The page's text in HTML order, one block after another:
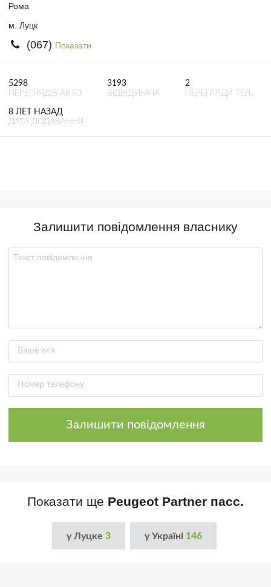
Рома
м. Луцк
(067) Показати
5298
ПЕРЕГЛЯДІВ АВТО
3193
ВІДВІДУВАЧА
2
ПЕРЕГЛЯДИ ТЕЛ.
8 ЛЕТ НАЗАД
ДАТА ДОДАВАННЯ
Залишити повідомлення власнику
Залишити повідомлення
Показати ще Peugeot Partner пасс.
у Луцке 3 у Україні 146